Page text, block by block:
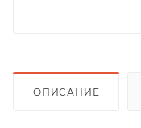
ОПИСАНИЕ